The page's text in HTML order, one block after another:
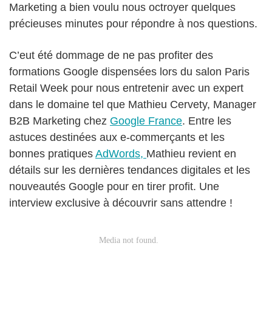
Marketing a bien voulu nous octroyer quelques
précieuses minutes pour répondre à nos questions.
C’eut été dommage de ne pas profiter des
formations Google dispensées lors du salon Paris
Retail Week pour nous entretenir avec un expert
dans le domaine tel que Mathieu Cervety, Manager
B2B Marketing chez Google France. Entre les
astuces destinées aux e-commerçants et les
bonnes pratiques AdWords, Mathieu revient en
détails sur les dernières tendances digitales et les
nouveautés Google pour en tirer profit. Une
interview exclusive à découvrir sans attendre !